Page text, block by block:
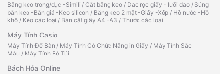
Băng keo trong/đục -Simili / Cắt băng keo / Dao rọc giấy - lưỡi dao / Súng
bắn keo -Bắn giá -Keo silicon / Băng keo 2 mặt -Giấy -Xốp / Hồ nước -Hồ
khô / Kéo các loại / Bàn cắt giấy A4 -A3 / Thước các loại
Máy Tính Casio
Máy Tính Để Bàn / Máy Tính Có Chức Năng in Giấy / Máy Tính Sắc
Màu / Máy Tính Bỏ Túi
Bách Hóa Online